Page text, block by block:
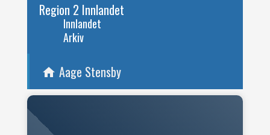
Region 2 Innlandet
Innlandet
Arkiv
home Aage Stensby